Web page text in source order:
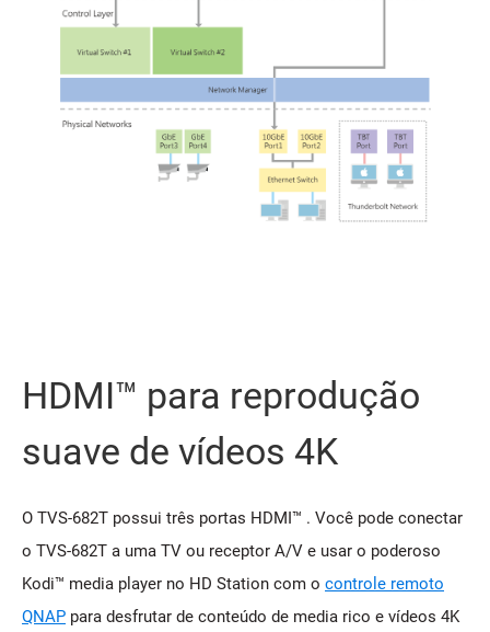
HDMI™ para reprodução
suave de vídeos 4K
O TVS-682T possui três portas HDMI™ . Você pode conectar
o TVS-682T a uma TV ou receptor A/V e usar o poderoso
Kodi™ media player no HD Station com o controle remoto
QNAP para desfrutar de conteúdo de media rico e vídeos 4K